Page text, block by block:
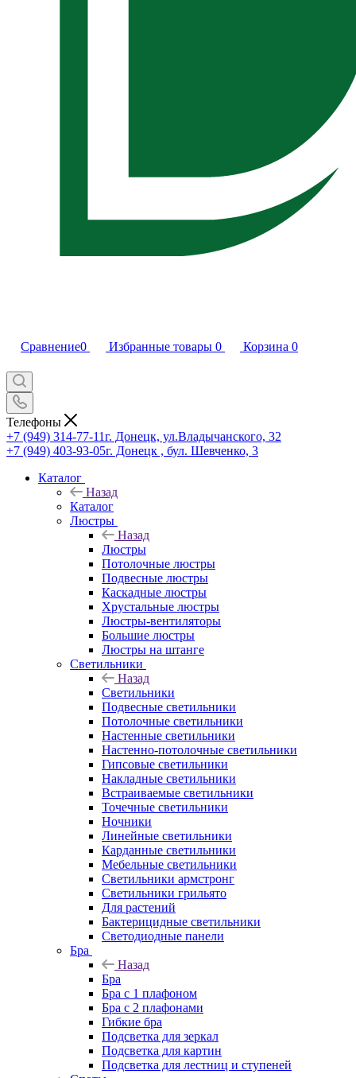
Сравнение0 Избранные товары 0 Корзина 0
Телефоны
+7 (949) 314-77-11г. Донецк, ул.Владычанского, 32
+7 (949) 403-93-05г. Донецк , бул. Шевченко, 3
Каталог
Назад
Каталог
Люстры
Назад
Люстры
Потолочные люстры
Подвесные люстры
Каскадные люстры
Хрустальные люстры
Люстры-вентиляторы
Большие люстры
Люстры на штанге
Светильники
Назад
Светильники
Подвесные светильники
Потолочные светильники
Настенные светильники
Настенно-потолочные светильники
Гипсовые светильники
Накладные светильники
Встраиваемые светильники
Точечные светильники
Ночники
Линейные светильники
Карданные светильники
Мебельные светильники
Светильники армстронг
Светильники грильято
Для растений
Бактерицидные светильники
Светодиодные панели
Бра
Назад
Бра
Бра с 1 плафоном
Бра с 2 плафонами
Гибкие бра
Подсветка для зеркал
Подсветка для картин
Подсветка для лестниц и ступеней